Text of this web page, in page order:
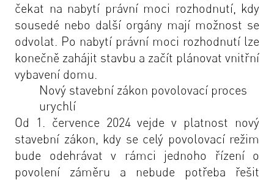
čekat na nabytí právní moci rozhodnutí, kdy
sousedé nebo další orgány mají možnost se
odvolat. Po nabytí právní moci rozhodnutí lze
konečně zahájit stavbu a začít plánovat vnitřní
vybavení domu.
Nový stavební zákon povolovací proces
urychlí
Od 1. července 2024 vejde v platnost nový
stavební zákon, kdy se celý povolovací režim
bude odehrávat v rámci jednoho řízení o
povolení záměru a nebude potřeba řešit